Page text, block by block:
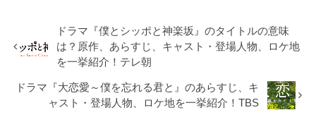
ドラマ『僕とシッポと神楽坂』のタイトルの意味
は？原作、あらすじ、キャスト・登場人物、ロケ地
を一挙紹介！テレ朝
ドラマ『大恋愛～僕を忘れる君と』のあらすじ、キ
ャスト・登場人物、ロケ地を一挙紹介！TBS